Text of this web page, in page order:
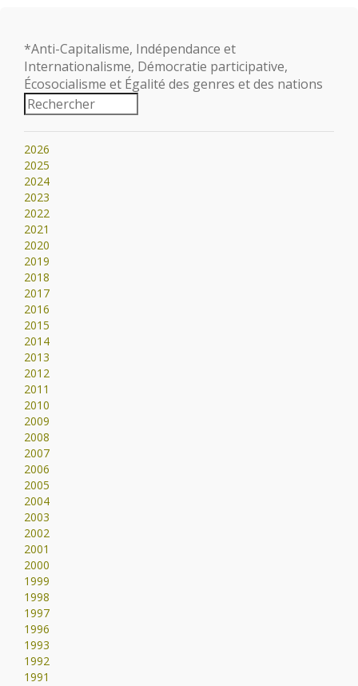
*Anti-Capitalisme, Indépendance et
Internationalisme, Démocratie participative,
Écosocialisme et Égalité des genres et des nations
2026
2025
2024
2023
2022
2021
2020
2019
2018
2017
2016
2015
2014
2013
2012
2011
2010
2009
2008
2007
2006
2005
2004
2003
2002
2001
2000
1999
1998
1997
1996
1993
1992
1991